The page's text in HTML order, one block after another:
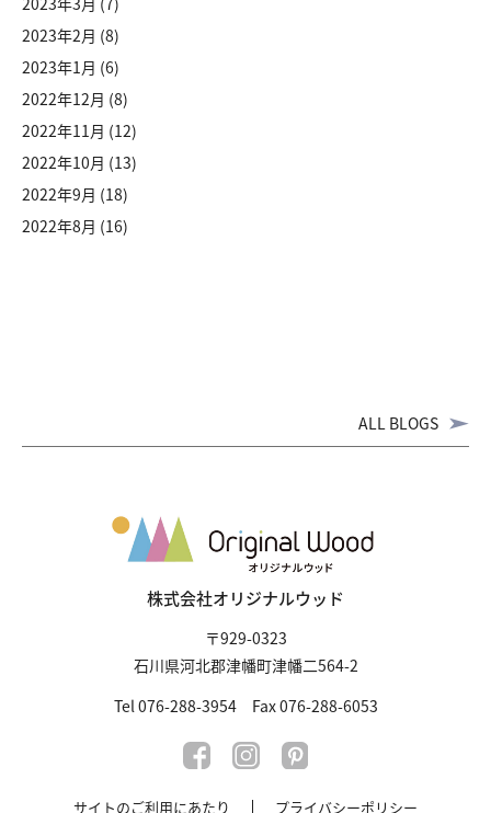
2023年2月 (8)
2023年1月 (6)
2022年12月 (8)
2022年11月 (12)
2022年10月 (13)
2022年9月 (18)
2022年8月 (16)
ALL BLOGS
株式会社オリジナルウッド
〒929-0323
石川県河北郡津幡町津幡二564-2
Tel 076-288-3954 Fax 076-288-6053
サイトのご利用にあたり プライバシーポリシー